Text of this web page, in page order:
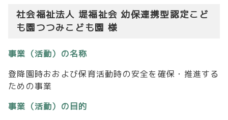
社会福祉法人 堤福祉会 幼保連携型認定こど
も園つつみこども園 様
事業（活動）の名称
登降園時おおよび保育活動時の安全を確保・推進する
ための事業
事業（活動）の目的